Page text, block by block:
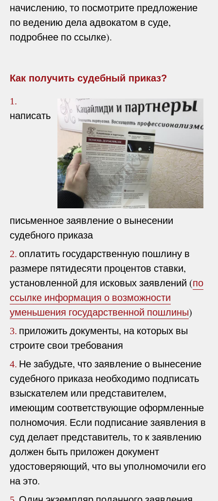
начислению, то посмотрите предложение
по ведению дела адвокатом в суде,
подробнее по ссылке).
Как получить судебный приказ?
1.
написать
письменное заявление о вынесении
судебного приказа
2. оплатить государственную пошлину в
размере пятидесяти процентов ставки,
установленной для исковых заявлений (по
ссылке информация о возможности
уменьшения государственной пошлины)
3. приложить документы, на которых вы
строите свои требования
4. Не забудьте, что заявление о вынесение
судебного приказа необходимо подписать
взыскателем или представителем,
имеющим соответствующие оформленные
полномочия. Если подписание заявления в
суд делает представитель, то к заявлению
должен быть приложен документ
удостоверяющий, что вы уполномочили его
на это.